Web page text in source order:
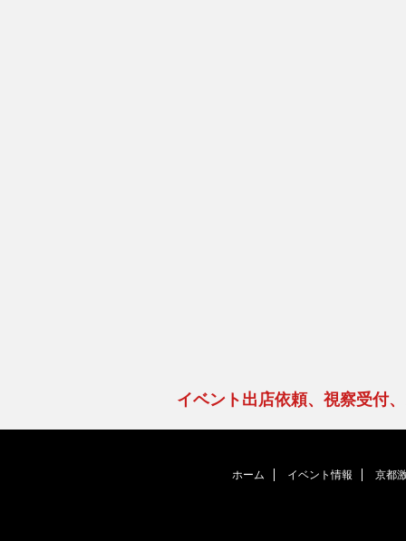
イベント出店依頼、視察受付
ホーム イベント情報 京都